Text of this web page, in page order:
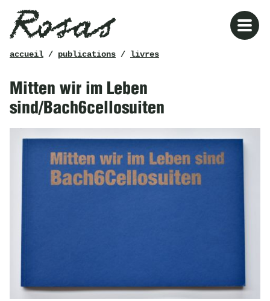
fil
accueil/ publications/ livres
Mitten wir im Leben
sind/Bach6cellosuiten